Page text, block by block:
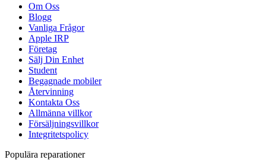
Om Oss
Blogg
Vanliga Frågor
Apple IRP
Företag
Sälj Din Enhet
Student
Begagnade mobiler
Återvinning
Kontakta Oss
Allmänna villkor
Försäljningsvillkor
Integritetspolicy
Populära reparationer